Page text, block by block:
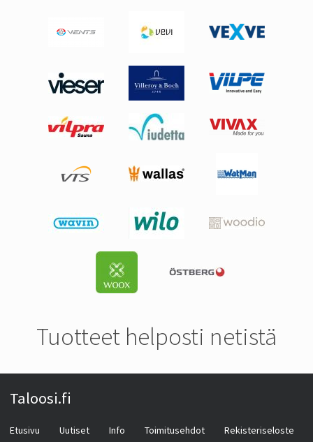
Tuotteet helposti netistä
Taloosi.fi
Etusivu Uutiset Info Toimitusehdot
Rekisteriseloste